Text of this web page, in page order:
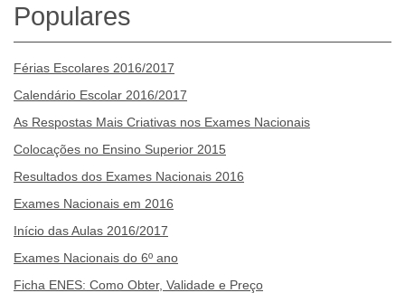
Populares
Férias Escolares 2016/2017
Calendário Escolar 2016/2017
As Respostas Mais Criativas nos Exames Nacionais
Colocações no Ensino Superior 2015
Resultados dos Exames Nacionais 2016
Exames Nacionais em 2016
Início das Aulas 2016/2017
Exames Nacionais do 6º ano
Ficha ENES: Como Obter, Validade e Preço